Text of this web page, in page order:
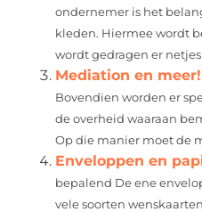
ondernemer is het
kleden. Hiermee wordt
wordt gedragen er
Mediation en meer!
Bovendien worden er
de overheid waaraan
Op die manier moet de
Enveloppen en
bepalend De ene
vele soorten